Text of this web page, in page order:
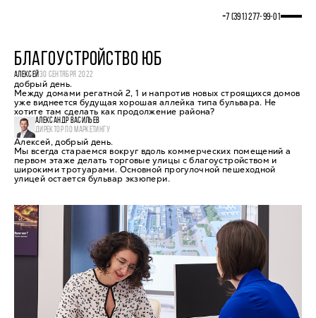
+7 (391) 277‒99‒01
БЛАГОУСТРОЙСТВО ЮБ
АЛЕКСЕЙ30 СЕНТЯБРЯ 2022
добрый день.
Между домами регатной 2, 1 и напротив новых строящихся домов
уже виднеется будущая хорошая аллейка типа бульвара. Не
хотите там сделать как продолжение района?
АЛЕКСАНДР ВАСИЛЬЕВ
ДИРЕКТОР ПО МАРКЕТИНГУ
Алексей, добрый день.
Мы всегда стараемся вокруг вдоль коммерческих помещений а
первом этаже делать торговые улицы с благоустройством и
широкими тротуарами. Основной прогулочной пешеходной
улицей остается бульвар экзюпери.